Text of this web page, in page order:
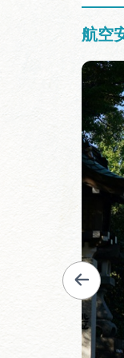
航空